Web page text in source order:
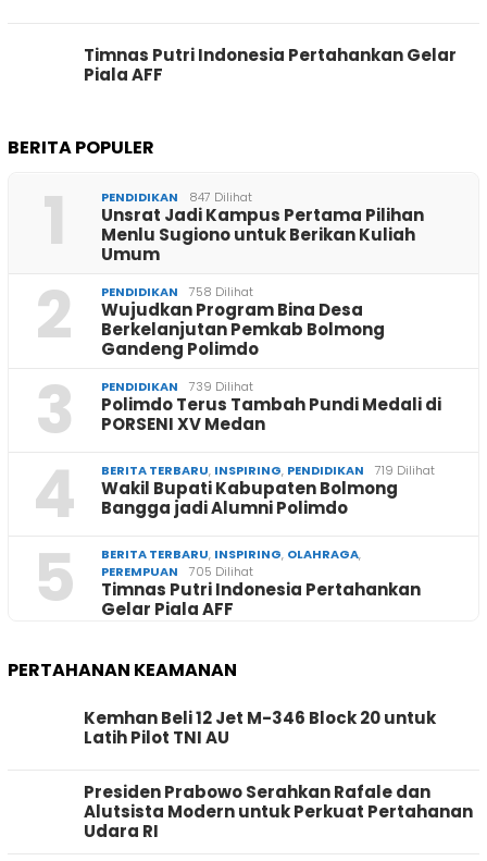
Timnas Putri Indonesia Pertahankan Gelar
Piala AFF
BERITA POPULER
1 PENDIDIKAN 847 Dilihat
Unsrat Jadi Kampus Pertama Pilihan
Menlu Sugiono untuk Berikan Kuliah
Umum
2 PENDIDIKAN 758 Dilihat
Wujudkan Program Bina Desa
Berkelanjutan Pemkab Bolmong
Gandeng Polimdo
3 PENDIDIKAN 739 Dilihat
Polimdo Terus Tambah Pundi Medali di
PORSENI XV Medan
4 BERITA TERBARU, INSPIRING, PENDIDIKAN 719 Dilihat
Wakil Bupati Kabupaten Bolmong
Bangga jadi Alumni Polimdo
5 BERITA TERBARU, INSPIRING, OLAHRAGA,
PEREMPUAN
705 Dilihat
Timnas Putri Indonesia Pertahankan
Gelar Piala AFF
PERTAHANAN KEAMANAN
Kemhan Beli 12 Jet M-346 Block 20 untuk
Latih Pilot TNI AU
Presiden Prabowo Serahkan Rafale dan
Alutsista Modern untuk Perkuat Pertahanan
Udara RI